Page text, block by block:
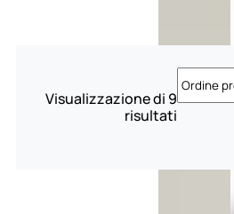
Visualizzazione di 9
risultati